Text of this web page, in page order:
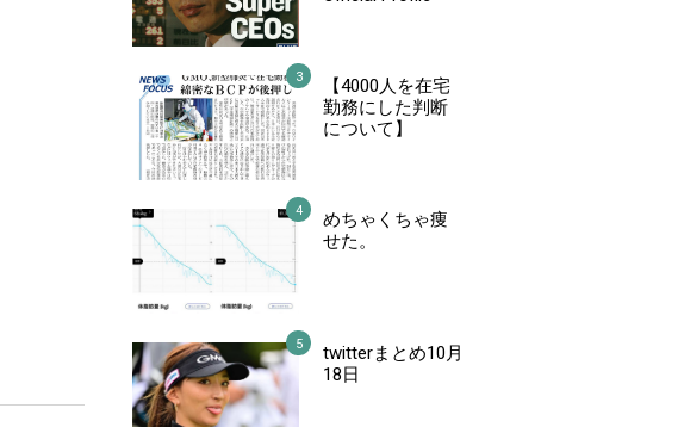
【4000人を在宅
勤務にした判断
について】
めちゃくちゃ痩
せた。
twitterまとめ10月
18日